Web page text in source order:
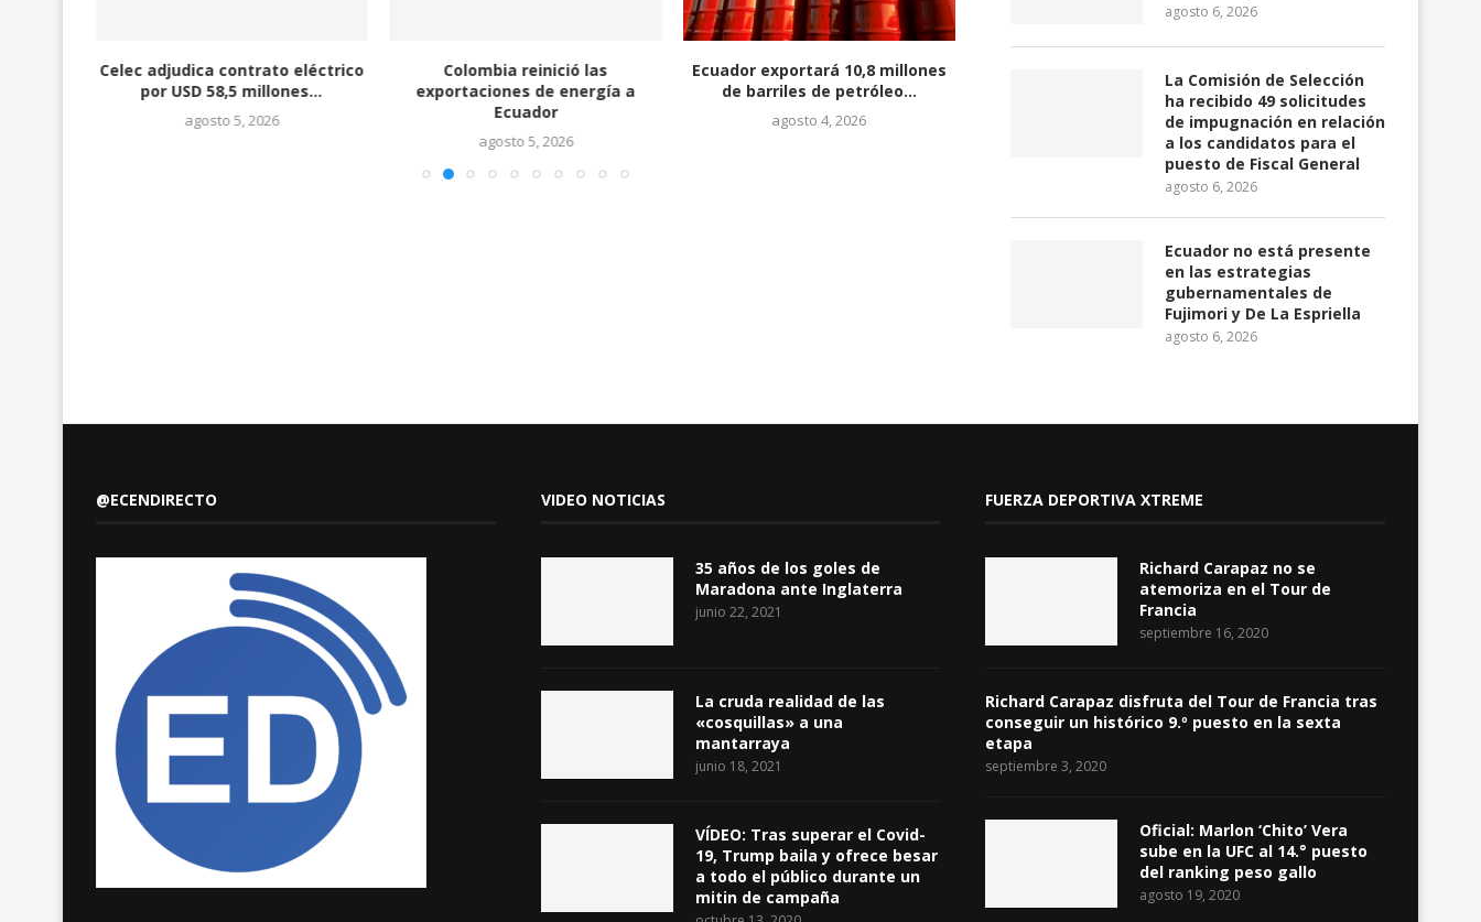
Celec adjudica contrato eléctrico
por USD 58,5 millones...
agosto 5, 2026
Colombia reinició las
exportaciones de energía a
Ecuador
agosto 5, 2026
Ecuador exportará 10,8 millones
de barriles de petróleo...
agosto 4, 2026
Incremento en el incumplimiento
de microcréditos: Las
cooperativas...
Ecuador buscará que
productos sean
agosto 3, 2026
agosto 6, 2026
La Comisión de Selección
ha recibido 49 solicitudes
de impugnación en relación
a los candidatos para el
puesto de Fiscal General
agosto 6, 2026
Ecuador no está presente
en las estrategias
gubernamentales de
Fujimori y De La Espriella
agosto 6, 2026
@ECENDIRECTO VIDEO NOTICIAS
35 años de los goles de
Maradona ante Inglaterra
junio 22, 2021
La cruda realidad de las
«cosquillas» a una
mantarraya
junio 18, 2021
VÍDEO: Tras superar el Covid-
19, Trump baila y ofrece besar
a todo el público durante un
mitin de campaña
FUERZA DEPORTIVA XTREME
Richard Carapaz no se
atemoriza en el Tour de
Francia
septiembre 16, 2020
Richard Carapaz disfruta del Tour de Francia tras
conseguir un histórico 9.º puesto en la sexta
etapa
septiembre 3, 2020
Oficial: Marlon ‘Chito’ Vera
sube en la UFC al 14.° puesto
del ranking peso gallo
agosto 19, 2020